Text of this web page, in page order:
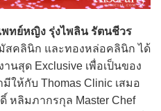
พทย์หญิง รุ่งไพลิน รัตนชีวร
สคลินิก และทองหล่อคลินิก ได้
นสุด Exclusive เพื่อเป็นของ
ห้กับ Thomas Clinic เสมอ
หลิมภากรกุล Master Chef